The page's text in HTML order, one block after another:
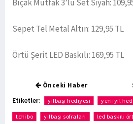
Bıçak Mutfak 3’lü Set Siyah:
Sepet Tel Metal Altın: 129,95 TL
Örtü Şerit LED Baskılı: 169,95 TL
Önceki Haber
Etiketler: yılbaşı hediyesi yeni yıl
tchibo yılbaşı sofraları led baskılı